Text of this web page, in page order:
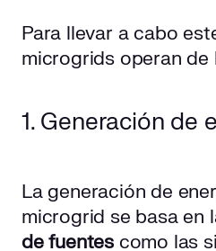
Para llevar a cabo
microgrids operan de
1. Generación de
La generación de
microgrid se basa en
de fuentes como las